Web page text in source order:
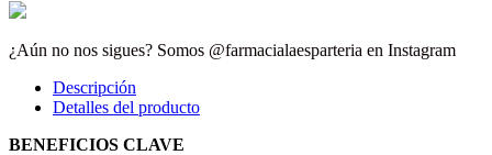
¿Aún no nos sigues? Somos @farmacialaesparteria en Instagram
Descripción
Detalles del producto
BENEFICIOS CLAVE